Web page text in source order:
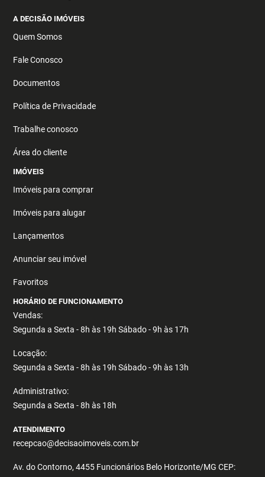
A DECISÃO IMÓVEIS
Quem Somos
Fale Conosco
Documentos
Política de Privacidade
Trabalhe conosco
Área do cliente
IMÓVEIS
Imóveis para comprar
Imóveis para alugar
Lançamentos
Anunciar seu imóvel
Favoritos
HORÁRIO DE FUNCIONAMENTO
Vendas:
Segunda a Sexta - 8h às 19h Sábado - 9h às 17h
Locação:
Segunda a Sexta - 8h às 19h Sábado - 9h às 13h
Administrativo:
Segunda a Sexta - 8h às 18h
ATENDIMENTO
recepcao@decisaoimoveis.com.br
Av. do Contorno, 4455 Funcionários Belo Horizonte/MG CEP: